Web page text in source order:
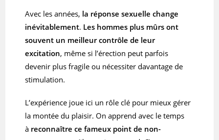
Avec les années, la réponse sexuelle change
inévitablement. Les hommes plus mûrs ont
souvent un meilleur contrôle de leur
excitation, même si l’érection peut parfois
devenir plus fragile ou nécessiter davantage de
stimulation.
L’expérience joue ici un rôle clé pour mieux gérer
la montée du plaisir. On apprend avec le temps
à reconnaître ce fameux point de non-